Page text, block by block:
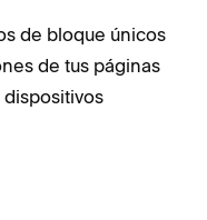
de bloque únicos
de tus páginas
dispositivos